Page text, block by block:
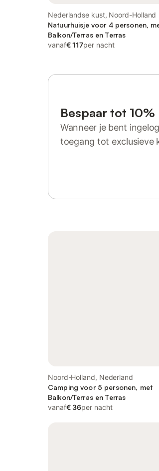
Nederlandse kust, Noord-Holland
Natuurhuisje voor 4 personen,
Balkon/Terras en Terras
vanaf€ 117per nacht
Bespaar tot
Wanneer je bent
toegang tot exclusieve
Noord-Holland, Nederland
Camping voor 5 personen, met
Balkon/Terras en Terras
vanaf€ 36per nacht